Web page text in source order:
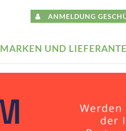
ANMELDUNG
MARKEN UND